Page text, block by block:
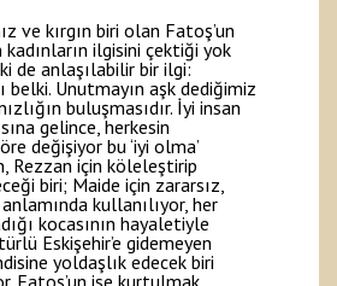
ve kırgın biri olan Fatoş’un
kadınların ilgisini çektiği yok
de anlaşılabilir bir ilgi:
belki. Unutmayın aşk dediğimiz
buluşmasıdır. İyi insan
gelince, herkesin
değişiyor bu ‘iyi olma’
Rezzan için köleleştirip
biri; Maide için zararsız,
anlamında kullanılıyor, her
kocasının hayaletiyle
Eskişehir’e gidemeyen
yoldaşlık edecek biri
Fatoş’un ise kurtulmak